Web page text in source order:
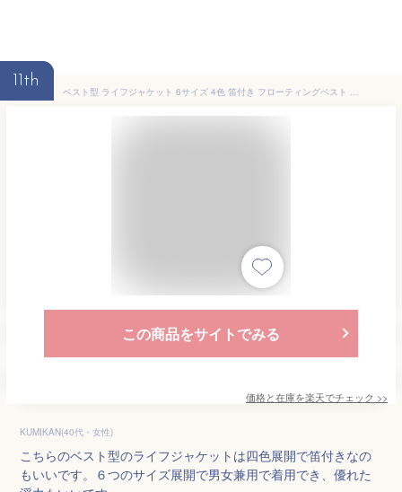
11th
ベスト型 ライフジャケット 6サイズ 4色 笛付き フローティングベスト 救命胴衣 釣り ボート 男女兼用 大人用 子供用 キッズ
この商品をサイトでみる
価格と在庫を楽天でチェック >>
KUMIKAN(40代・女性)
こちらのベスト型のライフジャケットは四色展開で笛付きなの
もいいです。６つのサイズ展開で男女兼用で着用でき、優れた